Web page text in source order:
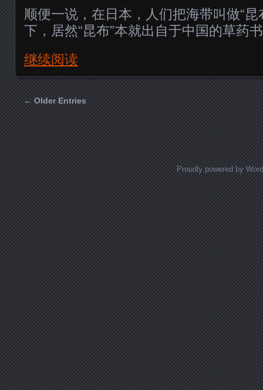
顺便一说，在日本，人们把海带叫做“
下，居然“昆布”本就出自于中国的草药
继续阅读
← Older Entries
Proudly powered by